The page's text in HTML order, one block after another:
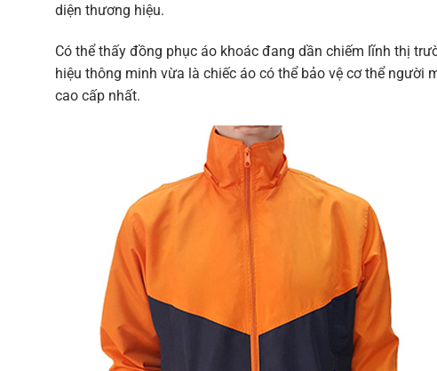
diện thương hiệu.
Có thể thấy đồng phục áo khoác đang dần chiếm lĩnh thị
hiệu thông minh vừa là chiếc áo có thể bảo vệ cơ thể người
cao cấp nhất.